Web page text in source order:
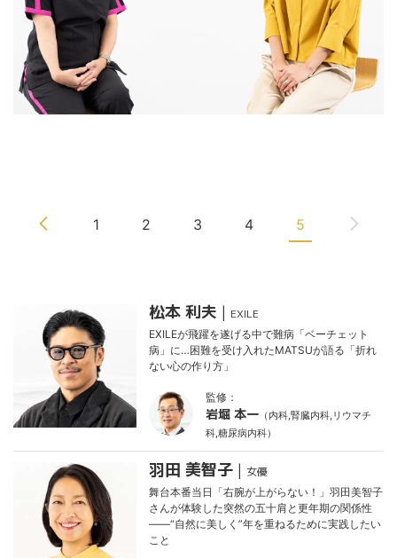
1 2 3 4 5
特集記事一覧
松本 利夫 | EXILE
EXILEが飛躍を遂げる中で難病「ベーチェット
病」に…困難を受け入れたMATSUが語る「折れ
ない心の作り方」
監修：
岩堀 本一 （内科,腎臓内科,リウマチ
科,糖尿病内科）
羽田 美智子 | 女優
舞台本番当日「右腕が上がらない！」羽田美智子
さんが体験した突然の五十肩と更年期の関係性
——“自然に美しく”年を重ねるために実践したい
こと